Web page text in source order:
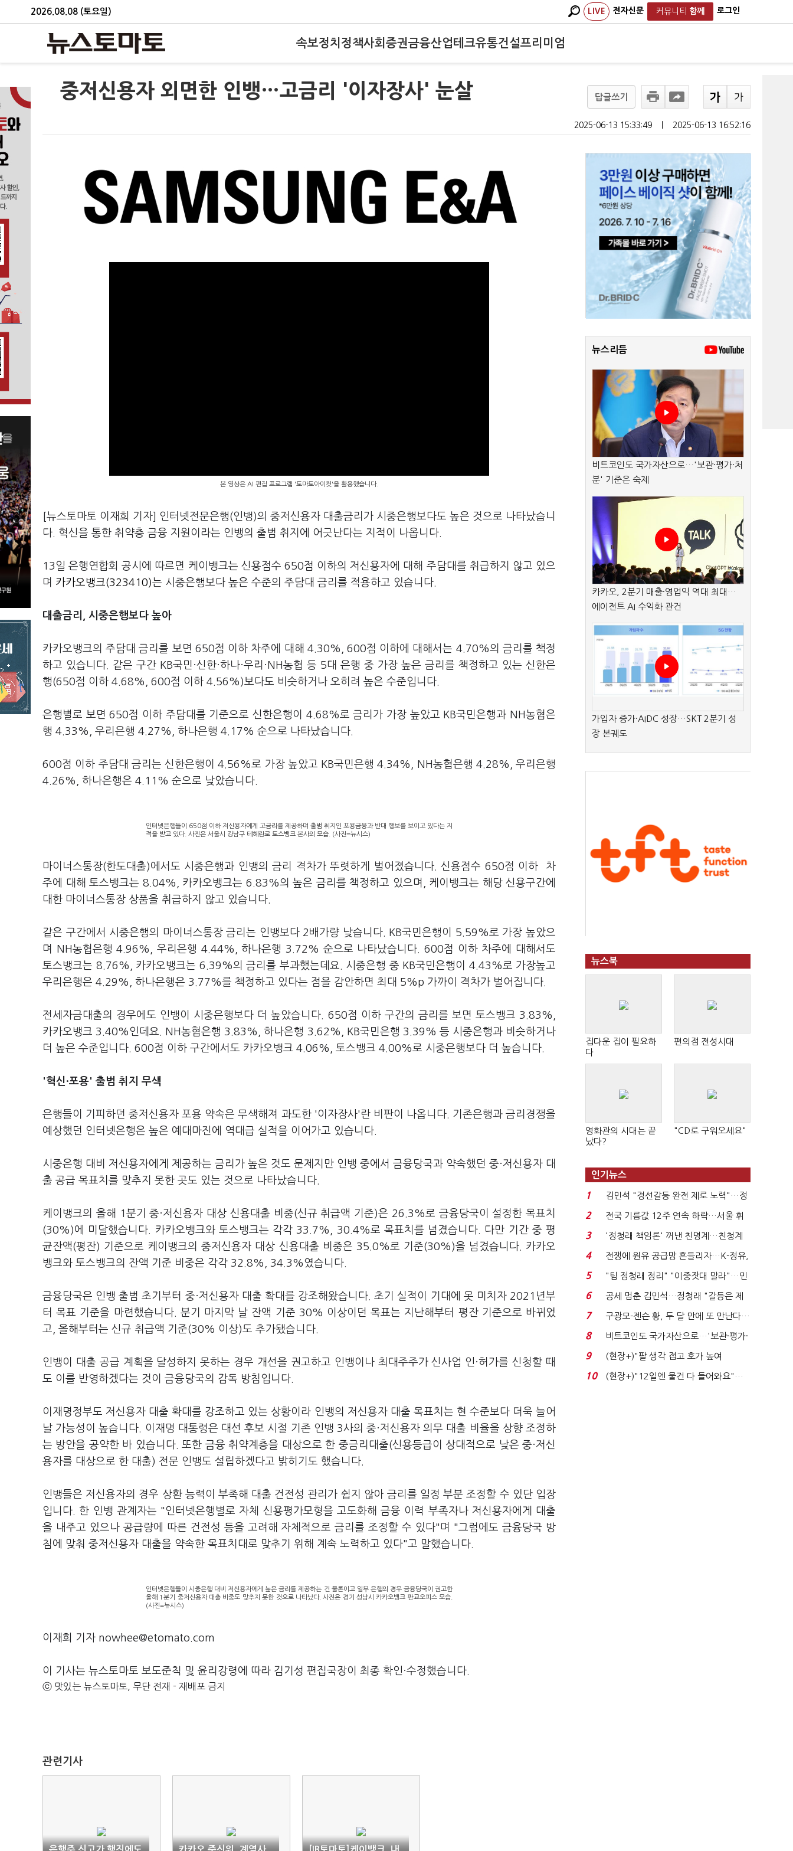
2026.08.08 (토요일) LIVE 전자신문 커뮤니티 함께 로그인
속보정치 정책사회 증권금융산업테크유통건설프리미엄
중저신용자 외면한 인뱅…고금리 '이자장사' 눈살 답글쓰기
2025-06-13 15:33:49 2025-06-13 16:52:16
본 영상은 AI 편집 프로그램 '토마토아이컷'을 활용했습니다.
[뉴스토마토 이재희 기자] 인터넷전문은행(인뱅)의 중저신용자 대출금리가 시중은행보다도 높은 것으로 나타났습니
다. 혁신을 통한 취약층 금융 지원이라는 인뱅의 출범 취지에 어긋난다는 지적이 나옵니다.
13일 은행연합회 공시에 따르면 케이뱅크는 신용점수 650점 이하의 저신용자에 대해 주담대를 취급하지 않고 있으
며 카카오뱅크(323410)는 시중은행보다 높은 수준의 주담대 금리를 적용하고 있습니다.
대출금리, 시중은행보다 높아
카카오뱅크의 주담대 금리를 보면 650점 이하 차주에 대해 4.30%, 600점 이하에 대해서는 4.70%의 금리를 책정
하고 있습니다. 같은 구간 KB국민·신한·하나·우리·NH농협 등 5대 은행 중 가장 높은 금리를 책정하고 있는 신한은
행(650점 이하 4.68%, 600점 이하 4.56%)보다도 비슷하거나 오히려 높은 수준입니다.
은행별로 보면 650점 이하 주담대를 기준으로 신한은행이 4.68%로 금리가 가장 높았고 KB국민은행과 NH농협은
행 4.33%, 우리은행 4.27%, 하나은행 4.17% 순으로 나타났습니다.
600점 이하 주담대 금리는 신한은행이 4.56%로 가장 높았고 KB국민은행 4.34%, NH농협은행 4.28%, 우리은행
4.26%, 하나은행은 4.11% 순으로 낮았습니다.
인터넷은행들이 650점 이하 저신용자에게 고금리를 제공하며 출범 취지인 포용금융과 반대 행보를 보이고 있다는 지
적을 받고 있다. 사진은 서울시 강남구 테헤란로 토스뱅크 본사의 모습. (사진=뉴시스)
마이너스통장(한도대출)에서도 시중은행과 인뱅의 금리 격차가 뚜렷하게 벌어졌습니다. 신용점수 650점 이하 차
주에 대해 토스뱅크는 8.04%, 카카오뱅크는 6.83%의 높은 금리를 책정하고 있으며, 케이뱅크는 해당 신용구간에
대한 마이너스통장 상품을 취급하지 않고 있습니다.
같은 구간에서 시중은행의 마이너스통장 금리는 인뱅보다 2배가량 낮습니다. KB국민은행이 5.59%로 가장 높았으
며 NH농협은행 4.96%, 우리은행 4.44%, 하나은행 3.72% 순으로 나타났습니다. 600점 이하 차주에 대해서도
토스뱅크는 8.76%, 카카오뱅크는 6.39%의 금리를 부과했는데요. 시중은행 중 KB국민은행이 4.43%로 가장높고
우리은행은 4.29%, 하나은행은 3.77%를 책정하고 있다는 점을 감안하면 최대 5%p 가까이 격차가 벌어집니다.
전세자금대출의 경우에도 인뱅이 시중은행보다 더 높았습니다. 650점 이하 구간의 금리를 보면 토스뱅크 3.83%,
카카오뱅크 3.40%인데요. NH농협은행 3.83%, 하나은행 3.62%, KB국민은행 3.39% 등 시중은행과 비슷하거나
더 높은 수준입니다. 600점 이하 구간에서도 카카오뱅크 4.06%, 토스뱅크 4.00%로 시중은행보다 더 높습니다.
'혁신·포용' 출범 취지 무색
은행들이 기피하던 중저신용자 포용 약속은 무색해져 과도한 '이자장사'란 비판이 나옵니다. 기존은행과 금리경쟁을
예상했던 인터넷은행은 높은 예대마진에 역대급 실적을 이어가고 있습니다.
시중은행 대비 저신용자에게 제공하는 금리가 높은 것도 문제지만 인뱅 중에서 금융당국과 약속했던 중·저신용자 대
출 공급 목표치를 맞추지 못한 곳도 있는 것으로 나타났습니다.
케이뱅크의 올해 1분기 중·저신용자 대상 신용대출 비중(신규 취급액 기준)은 26.3%로 금융당국이 설정한 목표치
(30%)에 미달했습니다. 카카오뱅크와 토스뱅크는 각각 33.7%, 30.4%로 목표치를 넘겼습니다. 다만 기간 중 평
균잔액(평잔) 기준으로 케이뱅크의 중저신용자 대상 신용대출 비중은 35.0%로 기준(30%)을 넘겼습니다. 카카오
뱅크와 토스뱅크의 잔액 기준 비중은 각각 32.8%, 34.3%였습니다.
금융당국은 인뱅 출범 초기부터 중·저신용자 대출 확대를 강조해왔습니다. 초기 실적이 기대에 못 미치자 2021년부
터 목표 기준을 마련했습니다. 분기 마지막 날 잔액 기준 30% 이상이던 목표는 지난해부터 평잔 기준으로 바뀌었
고, 올해부터는 신규 취급액 기준(30% 이상)도 추가됐습니다.
인뱅이 대출 공급 계획을 달성하지 못하는 경우 개선을 권고하고 인뱅이나 최대주주가 신사업 인·허가를 신청할 때
도 이를 반영하겠다는 것이 금융당국의 감독 방침입니다.
이재명정부도 저신용자 대출 확대를 강조하고 있는 상황이라 인뱅의 저신용자 대출 목표치는 현 수준보다 더욱 늘어
날 가능성이 높습니다. 이재명 대통령은 대선 후보 시절 기존 인뱅 3사의 중·저신용자 의무 대출 비율을 상향 조정하
는 방안을 공약한 바 있습니다. 또한 금융 취약계층을 대상으로 한 중금리대출(신용등급이 상대적으로 낮은 중·저신
용자를 대상으로 한 대출) 전문 인뱅도 설립하겠다고 밝히기도 했습니다.
인뱅들은 저신용자의 경우 상환 능력이 부족해 대출 건전성 관리가 쉽지 않아 금리를 일정 부분 조정할 수 있단 입장
입니다. 한 인뱅 관계자는 "인터넷은행별로 자체 신용평가모형을 고도화해 금융 이력 부족자나 저신용자에게 대출
을 내주고 있으나 공급량에 따른 건전성 등을 고려해 자체적으로 금리를 조정할 수 있다"며 "그럼에도 금융당국 방
침에 맞춰 중저신용자 대출을 약속한 목표치대로 맞추기 위해 계속 노력하고 있다"고 말했습니다.
인터넷은행들이 시중은행 대비 저신용자에게 높은 금리를 제공하는 건 물론이고 일부 은행의 경우 금융당국이 권고한
올해 1분기 중저신용자 대출 비중도 맞추지 못한 것으로 나타났다. 사진은 경기 성남시 카카오뱅크 판교오피스 모습.
(사진=뉴시스)
이재희 기자 nowhee@etomato.com
이 기사는 뉴스토마토 보도준칙 및 윤리강령에 따라 김기성 편집국장이 최종 확인·수정했습니다.
ⓒ 맛있는 뉴스토마토, 무단 전재 - 재배포 금지
관련기사
뉴스리듬
비트코인도 국가자산으로…'보관·평가·처
분' 기준은 숙제
카카오, 2분기 매출·영업익 역대 최대…
에이전트 AI 수익화 관건
가입자 증가·AIDC 성장…SKT 2분기 성
장 본궤도
뉴스북
집다운 집이 필요하
다
편의점 전성시대
영화관의 시대는 끝
났다?
"CD로 구워오세요"
인기뉴스
1
김민석 "경선갈등 완전 제로 노력"…정
청래 "반명 공세 사...
2
전국 기름값 12주 연속 하락…서울 휘
발윳값 1909원...
3
'정청래 책임론' 꺼낸 친명계…친청계
는 추가투표 때리기...
4
전쟁에 원유 공급망 흔들리자…K-정유,
에너지안보 핵심...
5
"팀 정청래 정리" "이중잣대 말라"…민
주 최고위원 계파 다...
6
공세 멈춘 김민석…정청래 "갈등은 제
가 수습"
7
구광모-젠슨 황, 두 달 만에 또 만난다…
로봇·AI 등 논...
8
비트코인도 국가자산으로…'보관·평가·
처분' 기준은 ...
9
(현장+)"팔 생각 접고 호가 높여
요"…'덜 똘똘한 한 채' 20...
10
(현장+)"12일엔 물건 다 들어와요"…